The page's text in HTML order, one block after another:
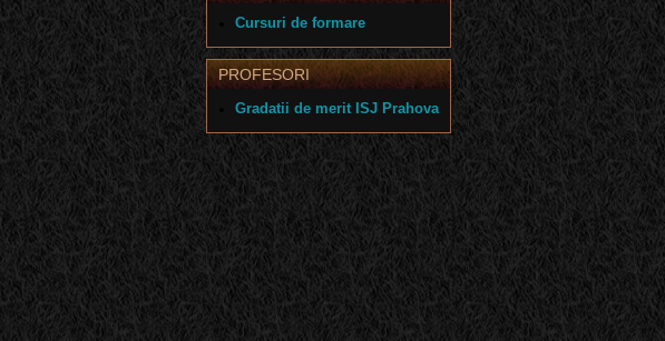
Cursuri de formare
PROFESORI
Gradatii de merit ISJ Prahova